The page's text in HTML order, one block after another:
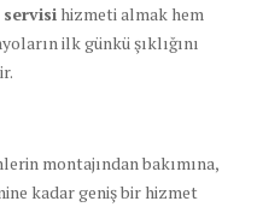
servisi hizmeti almak hem
ilk günkü şıklığını
montajından bakımına,
kadar geniş bir hizmet